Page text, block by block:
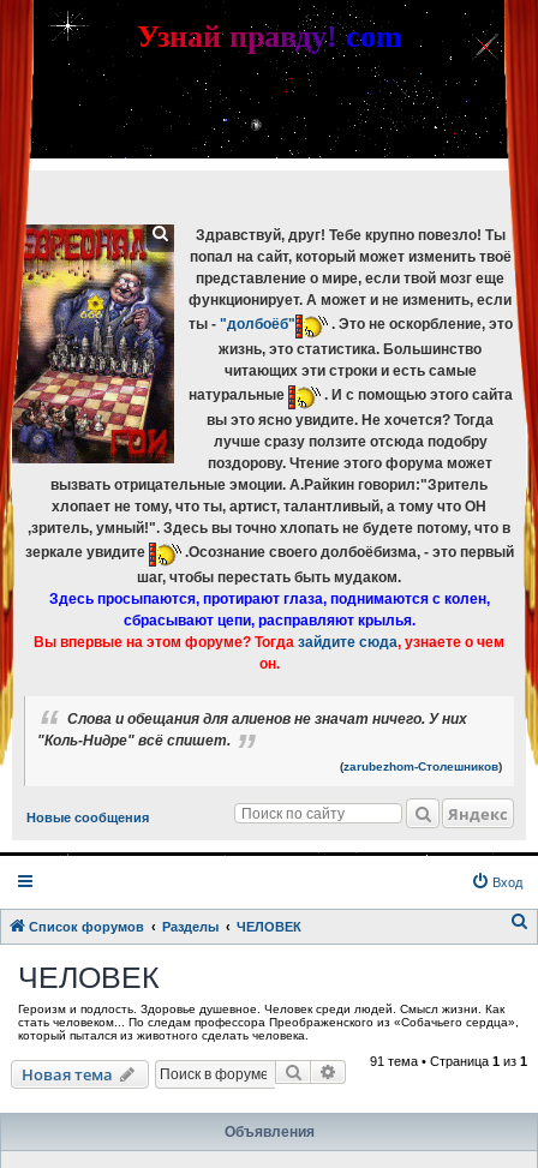
[phpBB Debug] PHP Warning : in file [ROOT]/phpbb/db/driver/mysqli.php
mysqli_fetch_assoc(): Couldn't fetch mysqli_result
[phpBB Debug] PHP Warning: in file[ROOT]/phpbb/db/driver/mysqli.php 329
mysqli_free_result(): Couldn't fetch mysqli_result
[phpBB Debug] PHP Warning
[ROOT]/phpbb/db/driver/mysqli.php on line 265
mysqli_fetch_assoc(): Couldn't fetch mysqli_result
[phpBB Debug] PHP Warning
: in file [ROOT]/phpbb/db/driver/mysqli.php on line329
mysqli_free_result(): Couldn't fetch mysqli_result
[phpBB Debug] PHP Warning: in file [ROOT]/phpbb/db/driver/mysqli.php on line 265
mysqli_fetch_assoc(): Couldn't fetch mysqli_result
[phpBB Debug] PHP Warning
[ROOT]/phpbb/db/driver/mysqli.php on line329:
mysqli_free_result(): Couldn't fetch mysqli_result
Узнай правду! com
Здравствуй, друг! Тебе крупно повезло! Ты
попал на сайт, который может изменить твоё
представление о мире, если твой мозг еще
функционирует. А может и не изменить, если
ты - "долбоёб"
. Это не оскорбление, это
жизнь, это статистика. Большинство
читающих эти строки и есть самые
натуральные
. И с помощью этого сайта
вы это ясно увидите. Не хочется? Тогда
лучше сразу ползите отсюда подобру
поздорову. Чтение этого форума может
вызвать отрицательные эмоции. А.Райкин говорил:"Зритель
хлопает не тому, что ты, артист, талантливый, а тому что ОН
,зритель, умный!". Здесь вы точно хлопать не будете потому, что в
зеркале увидите
.Осознание своего долбоёбизма, - это первый
шаг, чтобы перестать быть мудаком.
Здесь просыпаются, протирают глаза, поднимаются с колен,
сбрасывают цепи, расправляют крылья.
Вы впервые на этом форуме? Тогда зайдите сюда, узнаете о чем
он.
Слова и обещания для алиенов не значат ничего. У них
"Коль-Нидре" всё спишет.
(zarubezhom-Столешников)
Новые сообщения Яндекс
Вход
Список форумов Разделы ЧЕЛОВЕК
ЧЕЛОВЕК
Героизм и подлость. Здоровье душевное. Человек среди людей. Смысл жизни. Как
стать человеком... По следам профессора Преображенского из «Собачьего сердца»,
который пытался из животного сделать человека.
Новая тема Поиск Расширенный поиск
91 тема • Страница 1 из 1
Объявления